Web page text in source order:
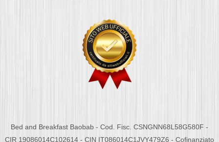
Bed and Breakfast Baobab - Cod. Fisc. CSNGNN68L58G580F -
CIR 19086014C102614 - CIN IT086014C1JVY479Z6 - Cofinanziato